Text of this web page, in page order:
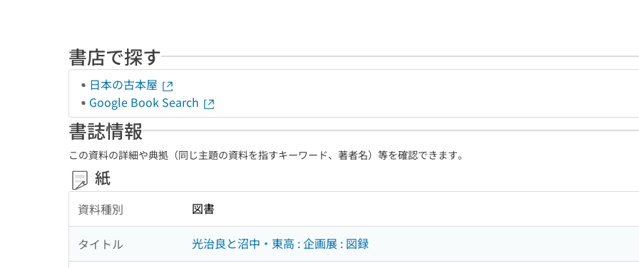
書店で探す
日本の古本屋
Google Book Search
書誌情報
この資料の詳細や典拠（同じ主題の資料を指すキーワード、著者名）等を確認できます。
紙
資料種別 図書
タイトル 光治良と沼中・東高 : 企画展 : 図録